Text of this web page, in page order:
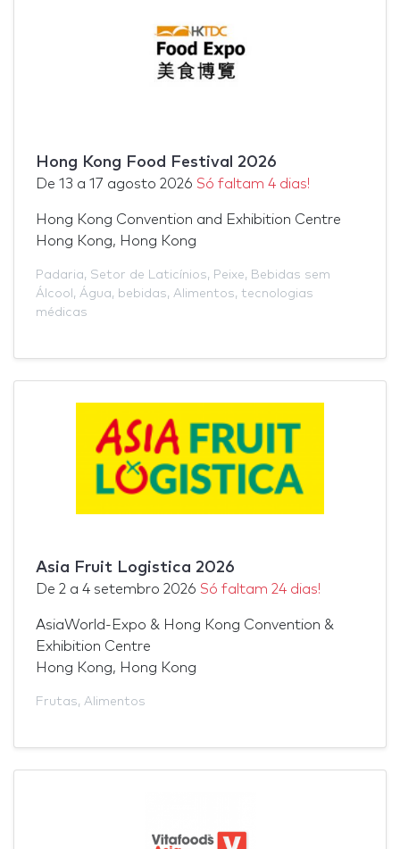
Hong Kong Food Festival 2026
De 13 a 17 agosto 2026 Só faltam 4 dias!
Hong Kong Convention and Exhibition Centre
Hong Kong, Hong Kong
Padaria, Setor de Laticínios, Peixe, Bebidas sem
Álcool , Água, bebidas, Alimentos, tecnologias
médicas
Asia Fruit Logistica 2026
De 2 a 4 setembro 2026 Só faltam 24 dias!
AsiaWorld-Expo & Hong Kong Convention &
Exhibition Centre
Hong Kong, Hong Kong
Frutas, Alimentos